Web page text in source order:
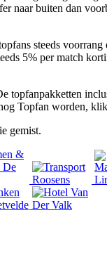
naar buiten dan
steeds
5% per match
topfanpakketten
Topfan worden, klik
gemist.